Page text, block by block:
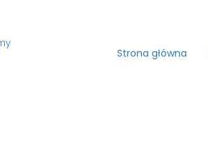
Strona główna